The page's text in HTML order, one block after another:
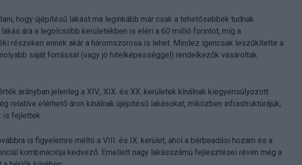
hogy újépítésű lakást ma leginkább már csak a tehetősebbek tudnak
ára a legolcsóbb kerületekben is eléri a 60 millió forintot, míg a
részeken ennek akár a háromszorosa is lehet. Mindez igencsak leszűkítette a
saját forrással (vagy jó hitelképességgel) rendelkezők vásároltak
arányban jelenleg a XIV., XIX. és XX. kerületek kínálnak kiegyensúlyozott
relatíve elérhető áron kínálnak újépítésű lakásokat, miközben infrastruktúrájuk,
is fejlettek.
is figyelemre méltó a VIII. és IX. kerület, ahol a bérbeadási hozam és a
kombinációja kedvező. Emellett nagy lakásszámú fejlesztései révén még a